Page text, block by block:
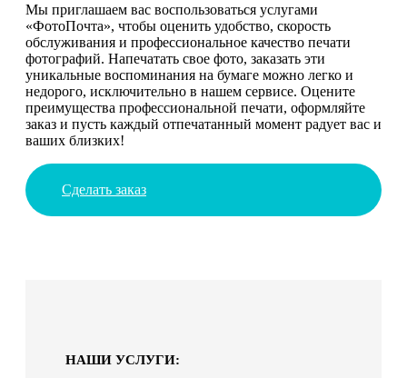
Мы приглашаем вас воспользоваться услугами
«ФотоПочта», чтобы оценить удобство, скорость
обслуживания и профессиональное качество печати
фотографий. Напечатать свое фото, заказать эти
уникальные воспоминания на бумаге можно легко и
недорого, исключительно в нашем сервисе. Оцените
преимущества профессиональной печати, оформляйте
заказ и пусть каждый отпечатанный момент радует вас и
ваших близких!
Сделать заказ
НАШИ УСЛУГИ: